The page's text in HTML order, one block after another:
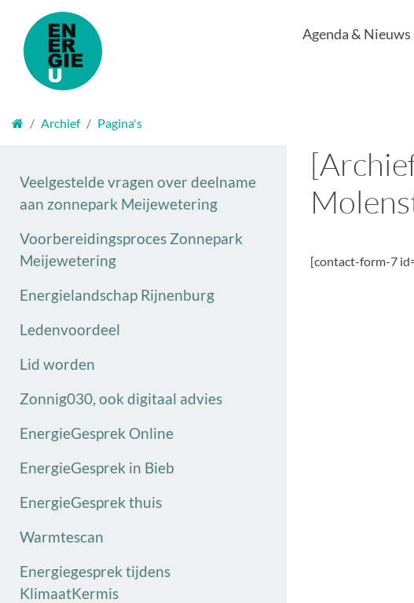
Agenda & Nieuws
Welkom
Archief Pagina's
[contact-form-7
Veelgestelde vragen over deelname
aan zonnepark Meijewetering
Voorbereidingsproces Zonnepark
Meijewetering
Energielandschap Rijnenburg
Ledenvoordeel
Lid worden
Zonnig030, ook digitaal advies
EnergieGesprek Online
EnergieGesprek in Bieb
EnergieGesprek thuis
Warmtescan
Energiegesprek tijdens
KlimaatKermis